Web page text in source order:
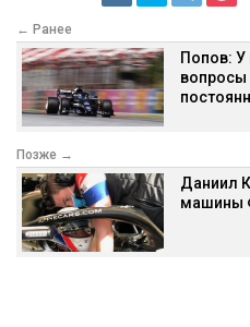
← Ранее
Попов:
вопросы
Позже →
Даниил
машины